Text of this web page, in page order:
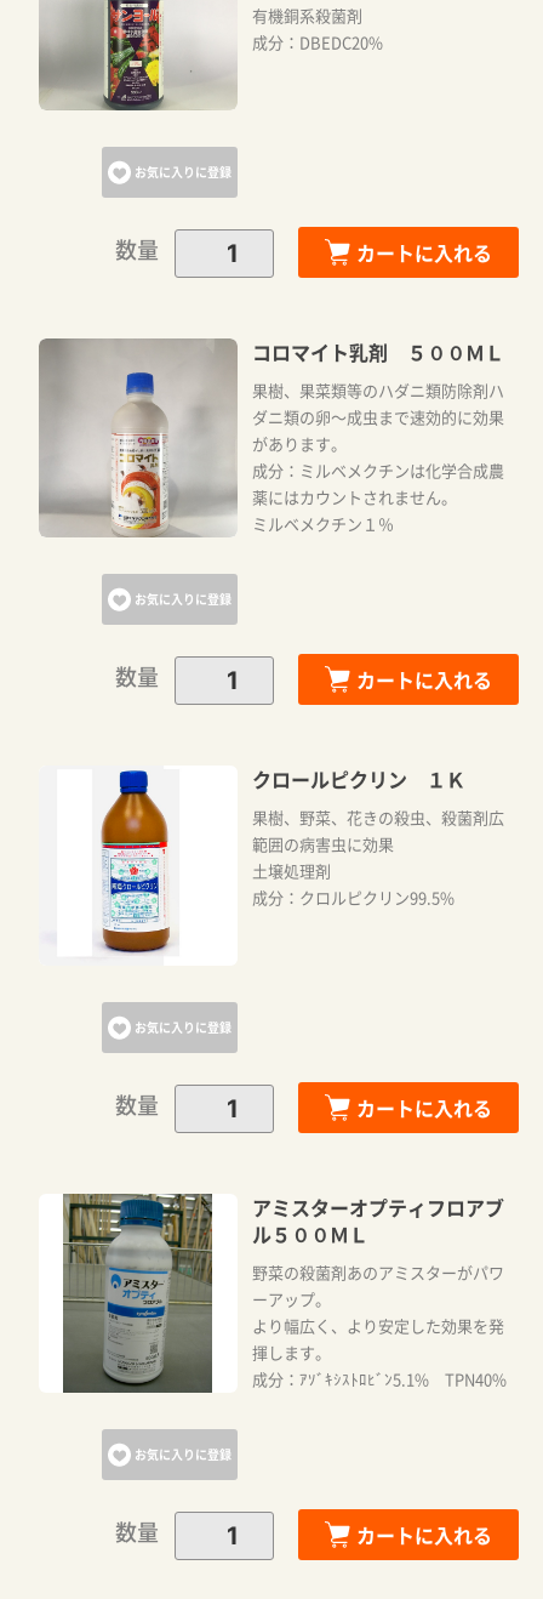
お気に入りに登録
有機銅系殺菌剤
成分：DBEDC20%
数量 カートに入れる
お気に入りに登録
コロマイト乳剤 ５００ＭＬ
果樹、果菜類等のハダニ類防除剤ハ
ダニ類の卵～成虫まで速効的に効果
があります。
成分：ミルベメクチンは化学合成農
薬にはカウントされません。
ミルベメクチン１％
数量 カートに入れる
お気に入りに登録
クロールピクリン １Ｋ
果樹、野菜、花きの殺虫、殺菌剤広
範囲の病害虫に効果
土壌処理剤
成分：クロルピクリン99.5%
数量 カートに入れる
お気に入りに登録
アミスターオプティフロアブ
ル５００ＭＬ
野菜の殺菌剤あのアミスターがパワ
ーアップ。
より幅広く、より安定した効果を発
揮します。
成分：ｱｿﾞｷｼｽﾄﾛﾋﾞﾝ5.1% TPN40%
数量 カートに入れる
カートに追加しました。
お買い物を続ける
カートへ進む